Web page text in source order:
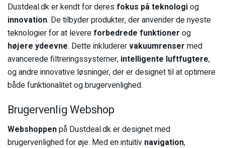
Dustdeal.dk er kendt for deres fokus på teknologiog
innovation. De tilbyder produkter, der anvender de nyeste
teknologier for at levere forbedrede funktioner og
højere ydeevne. Dette inkluderervakuumrenser med
avancerede filtreringssystemer, intelligente luftfugtere,
og andre innovative løsninger, der er designet til at optimere
både funktionalitet og brugervenlighed.
Brugervenlig Webshop
Webshoppenpå Dustdeal.dk er designet med
brugervenlighed for øje. Med en intuitiv navigation,